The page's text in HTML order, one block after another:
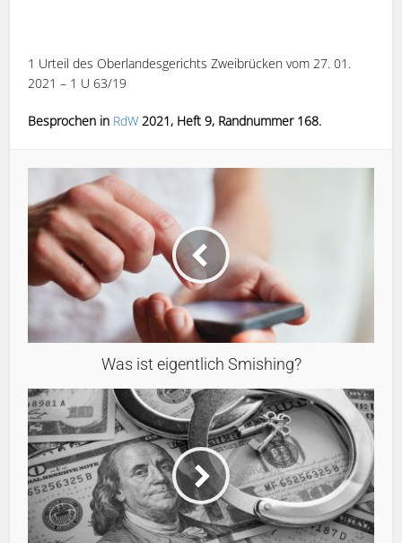
1 Urteil des Oberlandesgerichts Zweibrücken vom 27. 01.
2021 – 1 U 63/19
Besprochen in RdW 2021, Heft 9, Randnummer 168.
Was ist eigentlich Smishing?